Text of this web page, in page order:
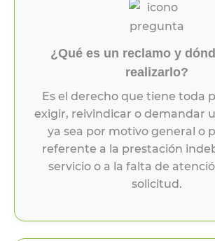
¿Qué es un reclamo y
realizarlo?
Es el derecho que tiene toda
exigir, reivindicar o demandar
ya sea por motivo general o
referente a la prestación
servicio o a la falta de
solicitud.